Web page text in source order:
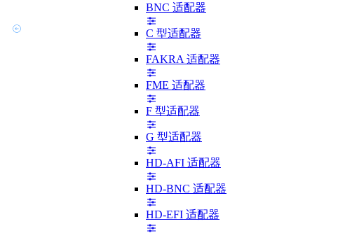
BNC 适配器
C 型适配器
FAKRA 适配器
FME 适配器
F 型适配器
G 型适配器
HD-AFI 适配器
HD-BNC 适配器
HD-EFI 适配器